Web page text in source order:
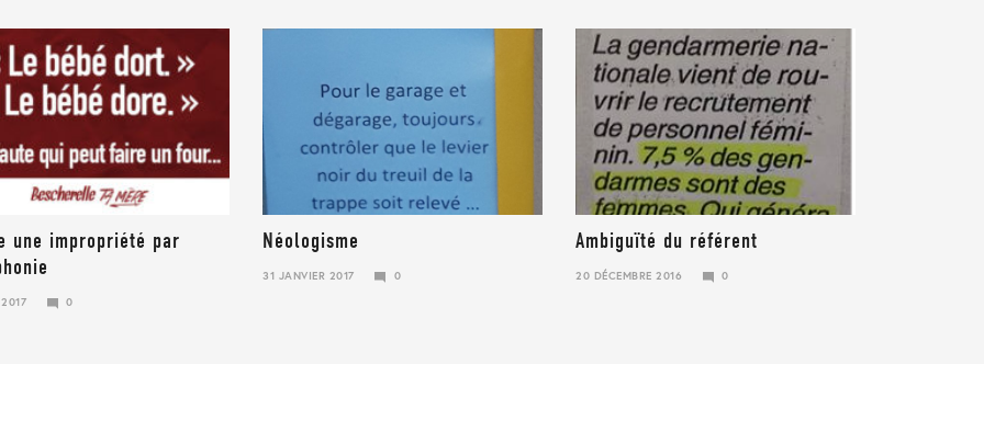
une impropriété par
0
Néologisme
31 JANVIER 2017
0
Ambiguïté du référent
20 DÉCEMBRE 2016
0